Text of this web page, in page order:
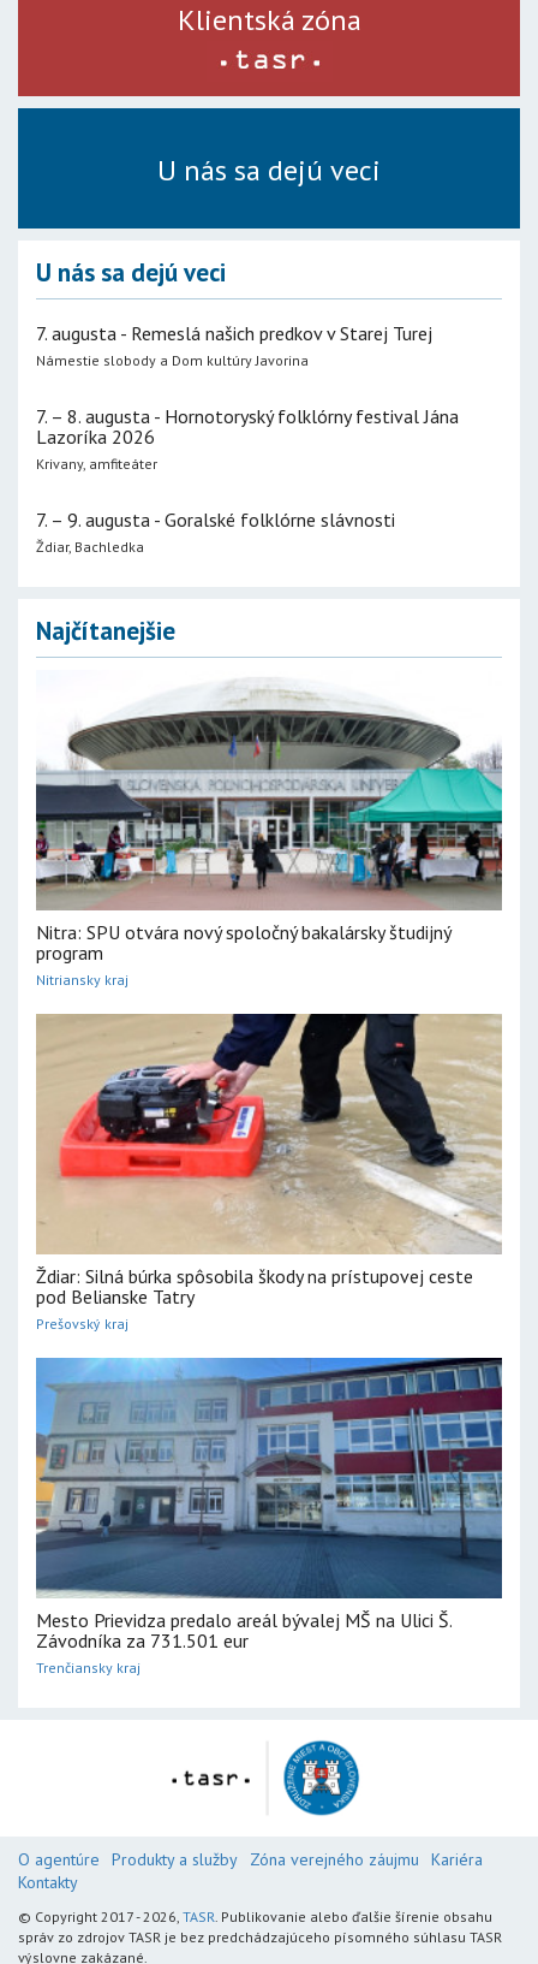
Klientská zóna
U nás sa dejú veci
U nás sa dejú veci
7. augusta - Remeslá našich predkov v Starej Turej
Námestie slobody a Dom kultúry Javorina
7. – 8. augusta - Hornotoryský folklórny festival Jána
Lazoríka 2026
Krivany, amfiteáter
7. – 9. augusta - Goralské folklórne slávnosti
Ždiar, Bachledka
Najčítanejšie
Nitra: SPU otvára nový spoločný bakalársky študijný
program
Nitriansky kraj
Ždiar: Silná búrka spôsobila škody na prístupovej ceste
pod Belianske Tatry
Prešovský kraj
Mesto Prievidza predalo areál bývalej MŠ na Ulici Š.
Závodníka za 731.501 eur
Trenčiansky kraj
O agentúre Produkty a služby Zóna verejného záujmu
Kariéra
Kontakty
© Copyright 2017 - 2026, TASR. Publikovanie alebo ďalšie šírenie obsahu
správ zo zdrojov TASR je bez predchádzajúceho písomného súhlasu TASR
výslovne zakázané.